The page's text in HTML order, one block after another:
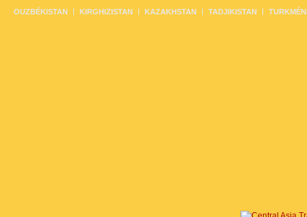
OUZBÉKISTAN KIRGHIZISTAN KAZAKHSTAN TADJIKISTAN